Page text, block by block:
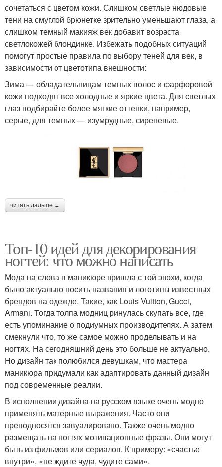
сочетаться с цветом кожи. Слишком светлые нюдовые
тени на смуглой брюнетке зрительно уменьшают глаза, а
слишком темный макияж век добавит возраста
светлокожей блондинке. Избежать подобных ситуаций
помогут простые правила по выбору теней для век, в
зависимости от цветотипа внешности:
Зима — обладательницам темных волос и фарфоровой
кожи подходят все холодные и яркие цвета. Для светлых
глаз подбирайте более мягкие оттенки, например,
серые, для темных — изумрудные, сиреневые.
читать дальше →
Топ-10 идей для декорирования
ногтей: что можно написать
Мода на слова в маникюре пришла с той эпохи, когда
было актуально носить названия и логотипы известных
брендов на одежде. Такие, как Louis Vuitton, Gucci,
Armani. Тогда толпа модниц ринулась скупать все, где
есть упоминание о подиумных производителях. А затем
смекнули что, то же самое можно проделывать и на
ногтях. На сегодняшний день это больше не актуально.
Но дизайн так полюбился девушкам, что мастера
маникюра придумали как адаптировать данный дизайн
под современные реалии.
В исполнении дизайна на русском языке очень модно
применять матерные выражения. Часто они
преподносятся завуалировано. Также очень модно
размещать на ногтях мотивационные фразы. Они могут
быть из фильмов или сериалов. К примеру: «счастье
внутри», «не ждите чуда, чудите сами».